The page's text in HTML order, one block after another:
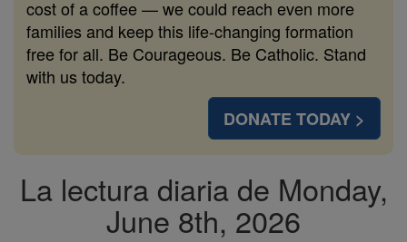
cost of a coffee — we could reach even more
families and keep this life-changing formation
free for all. Be Courageous. Be Catholic. Stand
with us today.
DONATE TODAY >
La lectura diaria de Monday,
June 8th, 2026